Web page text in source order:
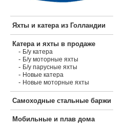
Яхты и катера из Голландии
Катера и яхты в продаже
- Б/у катера
- Б/у моторные яхты
- Б/у парусные яхты
- Новые катера
- Новые моторные яхты
Самоходные стальные баржи
Мобильные и плав дома